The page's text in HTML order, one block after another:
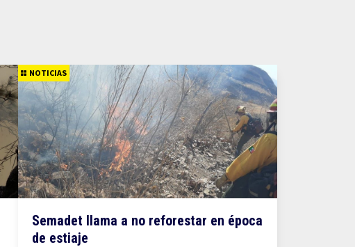
NOTICIAS
Semadet llama a no reforestar en época
de estiaje